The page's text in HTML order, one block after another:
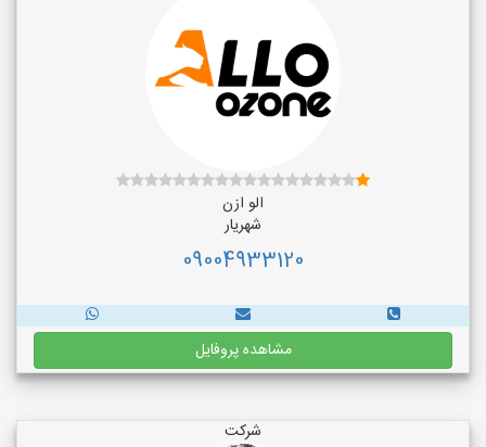
الو ازن
شهریار
09004933120
مشاهده پروفایل
شرکت